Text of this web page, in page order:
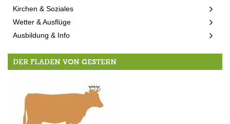
Kirchen & Soziales
Wetter & Ausflüge
Ausbildung & Info
DER FLADEN VON GESTERN